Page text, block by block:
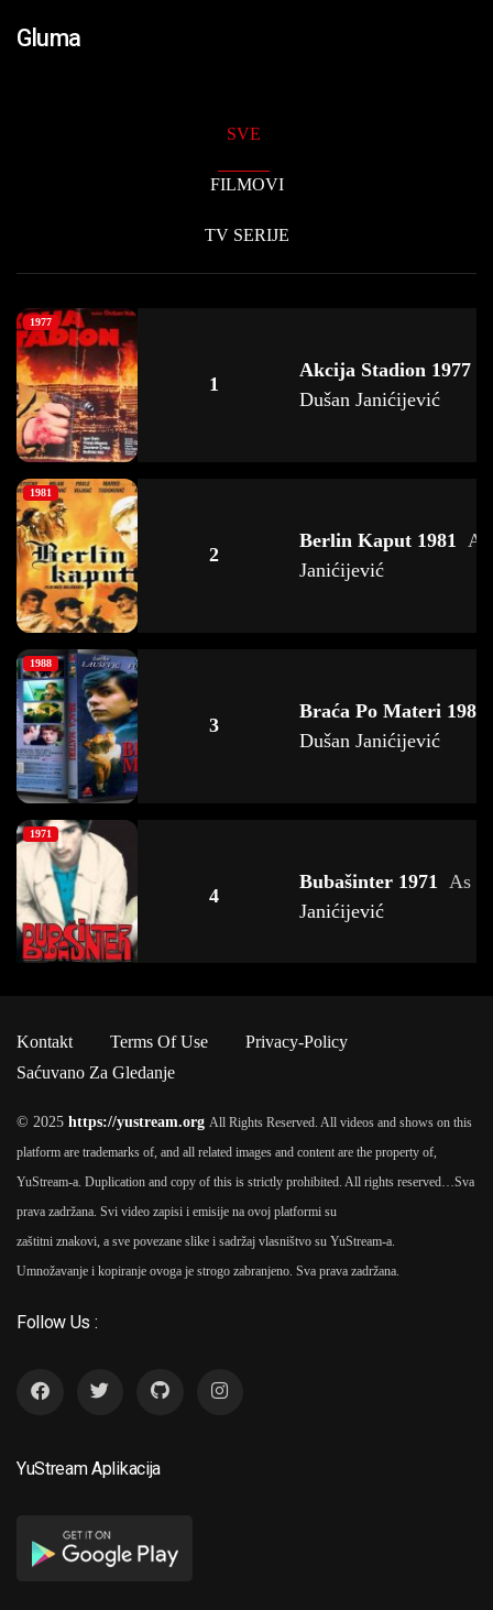
Gluma
SVE
FILMOVI
TV SERIJE
1977
1
Akcija Stadion 1977
Dušan Janićijević
1981
2
Berlin Kaput 1981
Janićijević
1988
3
Braća Po Materi 1988
Dušan Janićijević
1971
4
Bubašinter 1971 As
Janićijević
Bulevar Revolucije
1970
6
Burduš 1970
Janićijević
Kontakt Terms Of Use
Privacy-Policy
Saćuvano Za Gledanje
© 2025 https://yustream.org All Rights Reserved. All videos and shows on this
platform are trademarks of, and all related images and content are the property of,
YuStream-a. Duplication and copy of this is strictly prohibited. All rights reserved…Sva
prava zadržana. Svi video zapisi i emisije na ovoj platformi su
zaštitni znakovi, a sve povezane slike i sadržaj vlasništvo su YuStream-a.
Umnožavanje i kopiranje ovoga je strogo zabranjeno. Sva prava zadržana.
Follow Us :
YuStream Aplikacija